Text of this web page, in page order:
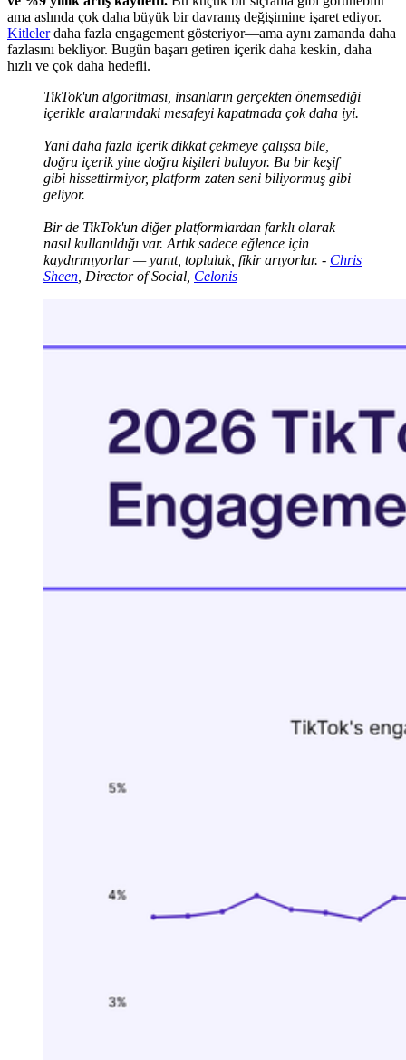
ama aslında çok daha büyük bir davranış değişimine işaret ediyor.
Kitlelerdaha fazla engagement gösteriyor—ama aynı zamanda daha
fazlasını bekliyor. Bugün başarı getiren içerik daha keskin, daha
hızlı ve çok daha hedefli.
TikTok'un algoritması, insanların gerçekten önemsediği
içerikle aralarındaki mesafeyi kapatmada çok daha iyi.
Yani daha fazla içerik dikkat çekmeye çalışsa bile,
doğru içerik yine doğru kişileri buluyor. Bu bir keşif
gibi hissettirmiyor, platform zaten seni biliyormuş gibi
geliyor.
Bir de TikTok'un diğer platformlardan farklı olarak
nasıl kullanıldığı var. Artık sadece eğlence için
kaydırmıyorlar — yanıt, topluluk, fikir arıyorlar. - Chris
Sheen, Director of Social, Celonis